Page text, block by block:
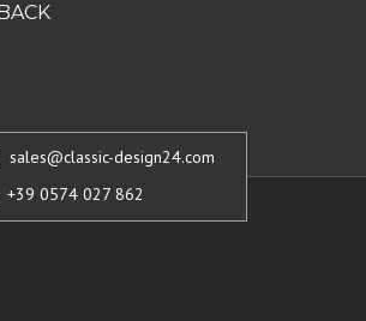
sales@classic-design24.com
+39 0574 027 862